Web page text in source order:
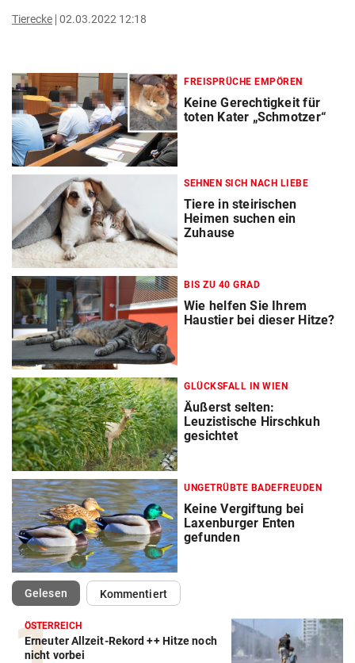
Tierecke 02.03.2022 12:18
FREISPRÜCHE EMPÖREN
Keine Gerechtigkeit für
toten Kater „Schmotzer“
SEHNEN SICH NACH LIEBE
Tiere in steirischen
Heimen suchen ein
Zuhause
BIS ZU 40 GRAD
Wie helfen Sie Ihrem
Haustier bei dieser Hitze?
GLÜCKSFALL IN WIEN
Äußerst selten:
Leuzistische Hirschkuh
gesichtet
UNGETRÜBTE BADEFREUDEN
Keine Vergiftung bei
Laxenburger Enten
gefunden
Gelesen(ausgewählt)Kommentiert
ÖSTERREICH
Erneuter Allzeit-Rekord ++ Hitze noch
nicht vorbei